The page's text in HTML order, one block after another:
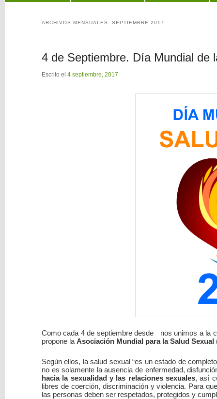
al
principal
al
secundario
ARCHIVOS MENSUALES: SEPTIEMBRE 2017
4 de Septiembre. Día Mundial de
Escrito el 4 septiembre, 2017
Como cada 4 de septiembre desde nos unimos a la
propone la Asociación Mundial para la Salud Sexual
Según ellos, la salud sexual “es un estado de
no es solamente la ausencia de enfermedad,
hacia la sexualidad y las relaciones sexuales, así
libres de coerción, discriminación y violencia. Para
las personas deben ser respetados, protegidos y